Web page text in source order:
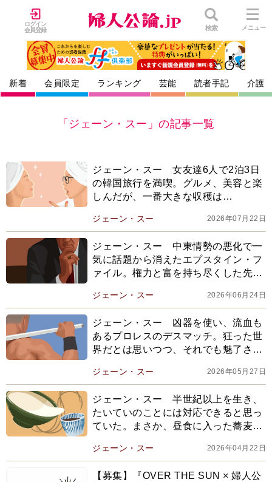
ログイン
会員登録
検索 メニュー
新着 会員限定 ランキング 芸能 読者手記 介護
「ジェーン・スー」の記事一覧
ジェーン・スー 女友達6人で2泊3日
の韓国旅行を満喫。グルメ、美容と楽
しんだが、一番大きな収穫は…
ジェーン・スー 2026年07月22日
ジェーン・スー 中東情勢の悪化で一
気に話題から消えたエプスタイン・フ
ァイル。権力と富を持ち尽くした先に
ジェーン・スー 2026年06月24日
ジェーン・スー 凶器を使い、流血も
あるプロレスのデスマッチ。狂った世
界だとは思いつつ、それでも魅了され
ジェーン・スー 2026年05月27日
ジェーン・スー 半世紀以上を生き、
たいていのことには対応できると思っ
ていた。まさか、昼食に入った蕎麦屋
ジェーン・スー 2026年04月22日
【募集】『OVER THE SUN × 婦人公